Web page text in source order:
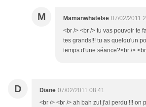
M Mamanwhatelse 07/02/2011
<br /> <br /> tu vas pouvoir te
tes grands!!! tu as quelqu'un
temps d'une séance?<br />
D Diane 07/02/2011 08:41
<br /> <br /> ah bah zut j'ai perdu !!! on